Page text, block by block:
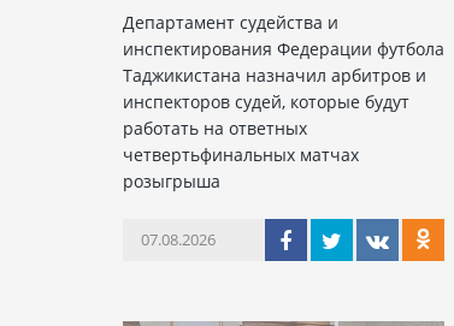
Департамент судейства и
инспектирования Федерации футбола
Таджикистана назначил арбитров и
инспекторов судей, которые будут
работать на ответных
четвертьфинальных матчах
розыгрыша
07.08.2026